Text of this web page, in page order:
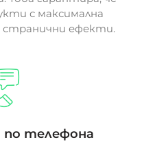
с максимална
ефекти.
по телефона